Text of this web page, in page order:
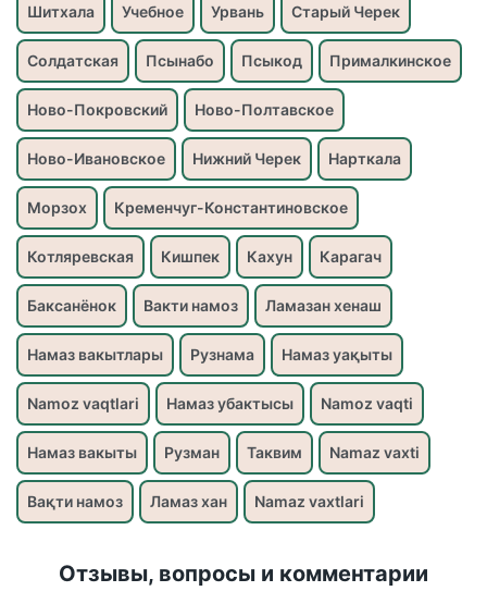
Шитхала Учебное Урвань Старый Черек
Солдатская Псынабо Псыкод Прималкинское
Ново-Покровский Ново-Полтавское
Ново-Ивановское Нижний Черек Нарткала
Морзох Кременчуг-Константиновское
Котляревская Кишпек Кахун Карагач
Баксанёнок Вакти намоз Ламазан хенаш
Намаз вакытлары Рузнама Намаз уақыты
Namoz vaqtlari Намаз убактысы Namoz vaqti
Намаз вакыты Рузман Таквим Namaz vaxti
Вақти намоз Ламаз хан Namaz vaxtlari
Отзывы, вопросы и комментарии